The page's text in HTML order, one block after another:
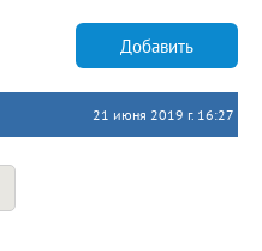
Добавить
21 июня 2019 г. 16:27